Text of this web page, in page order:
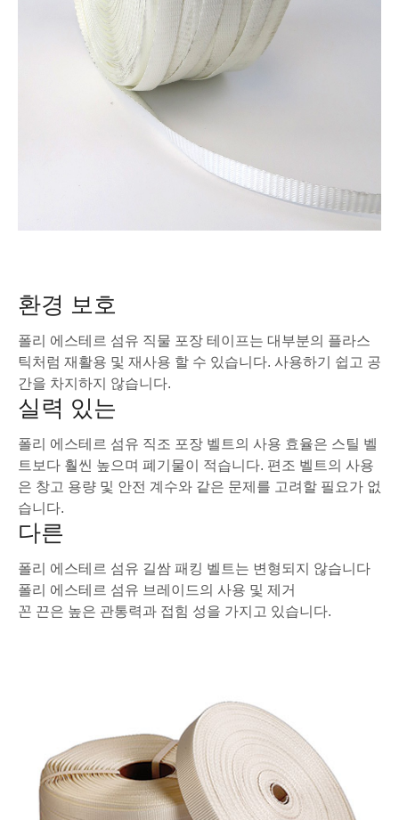
환경 보호
폴리 에스테르 섬유 직물 포장 테이프는 대부분의 플라스
틱처럼 재활용 및 재사용 할 수 있습니다. 사용하기 쉽고 공
간을 차지하지 않습니다.
실력 있는
폴리 에스테르 섬유 직조 포장 벨트의 사용 효율은 스틸 벨
트보다 훨씬 높으며 폐기물이 적습니다. 편조 벨트의 사용
은 창고 용량 및 안전 계수와 같은 문제를 고려할 필요가 없
습니다.
다른
폴리 에스테르 섬유 길쌈 패킹 벨트는 변형되지 않습니다
폴리 에스테르 섬유 브레이드의 사용 및 제거
꼰 끈은 높은 관통력과 접힘 성을 가지고 있습니다.